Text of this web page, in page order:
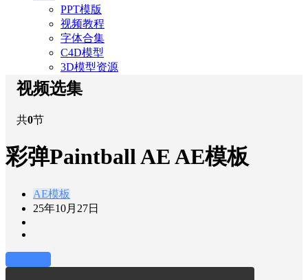
PPT模版
视频教程
字体合集
C4D模型
3D模型资源
视频选集
共0节
彩弹Paintball AE AE模板
AE模板
25年10月27日